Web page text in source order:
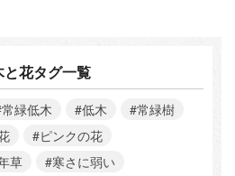
と花タグ一覧
緑低木 #低木
#常緑樹
#ピンクの花
草
#寒さに弱い